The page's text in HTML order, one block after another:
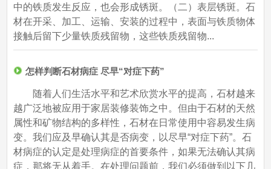
中的铁质发生反应，也会形成锈斑。（二）表层锈斑。石
材在开采、加工、运输、安装的过程中，表面与铁质物体
接触后留下少量铁质残留物，这些铁质残留物...
怎样判断石材病症 尽早“对症下药”
随着人们生活水平和艺术欣赏水平的提高，石材越来
越广泛地被应用于家居装修装饰之中。但由于石材的天然
属性和矿物结构的多样性，石材在日常使用中容易发生病
变。我们应及早确认其是否病变，以尽早“对症下药”。石
材病症的认定是处理病症的首要条件，如果无法确认其病
症，那将无从着手。在处理问题前，我们必须做到以下几